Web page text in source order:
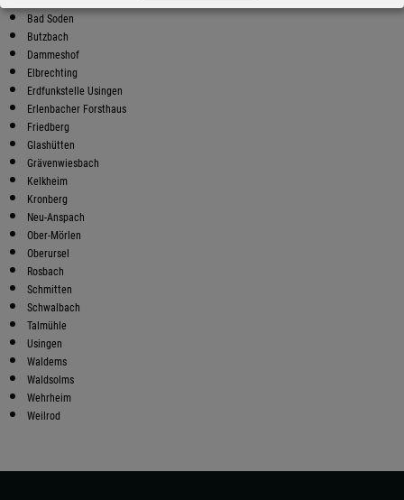
Bad Soden
Butzbach
Dammeshof
Elbrechting
Erdfunkstelle Usingen
Erlenbacher Forsthaus
Friedberg
Glashütten
Grävenwiesbach
Kelkheim
Kronberg
Neu-Anspach
Ober-Mörlen
Oberursel
Rosbach
Schmitten
Schwalbach
Talmühle
Usingen
Waldems
Waldsolms
Wehrheim
Weilrod